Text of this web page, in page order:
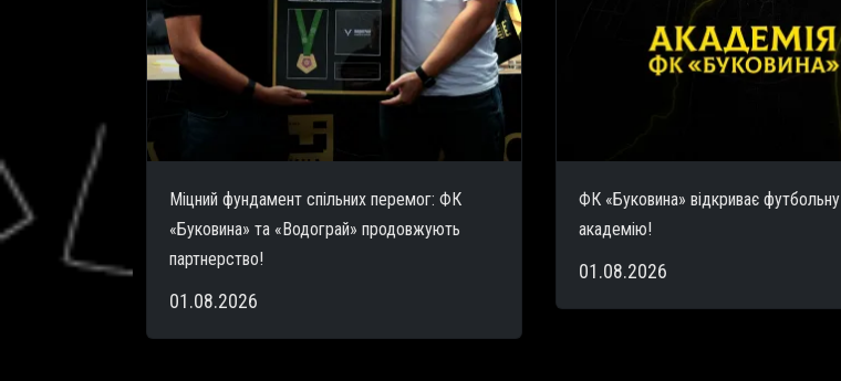
Міцний фундамент спільних перемог: ФК
«Буковина» та «Водограй» продовжують
партнерство!
01.08.2026
ФК «Буковина» відкриває футбольну
академію!
01.08.2026